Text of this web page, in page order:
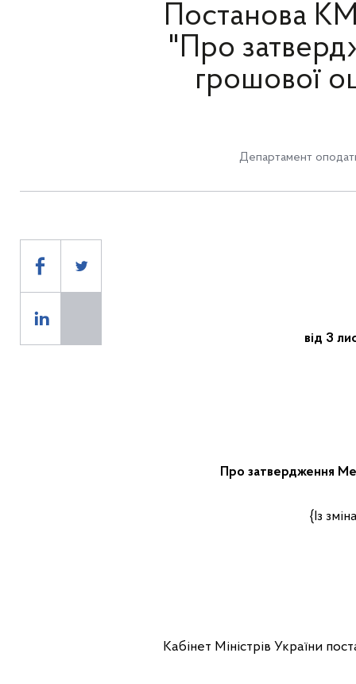
Постанова КМ
"Про
грошової
Департамент
від
Про затвердження
{Із
Кабінет Міністрів України